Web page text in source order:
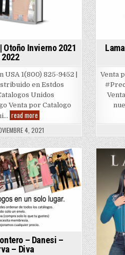
Otoño Invierno 2021
2022
USA 1(800) 825-9452 |
en Estdos
Unidos
Venta por Catalogo
read more
|
Dama
|
Otoño
Invierno
2021
–
2022
4, 2021
Venta
– Danesi –
– Diva
Posted